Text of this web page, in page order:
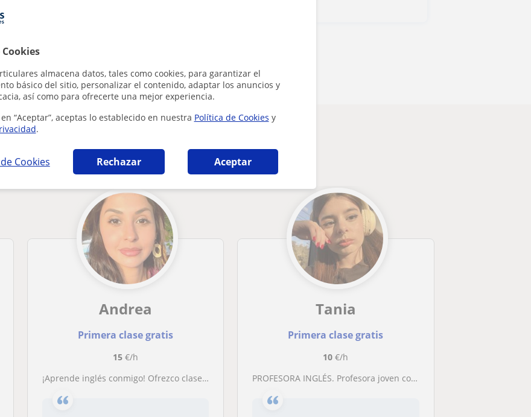
almacena datos, tales como cookies, para garantizar el
básico del sitio, personalizar el contenido, adaptar los anuncios y
así como para ofrecerte una mejor experiencia.
“Aceptar”, aceptas lo establecido en nuestra Política de Cookies y
.
Cookies Rechazar Aceptar
Andrea
Primera clase gratis
15€/h
¡Aprende inglés conmigo! Ofrezco clases de inglés para todos los niveles
Tania
Primera clase gratis
10 €/h
PROFESORA INGLÉS. Profesora joven con experiencia, entusiasmo y carácter cercano y agradable